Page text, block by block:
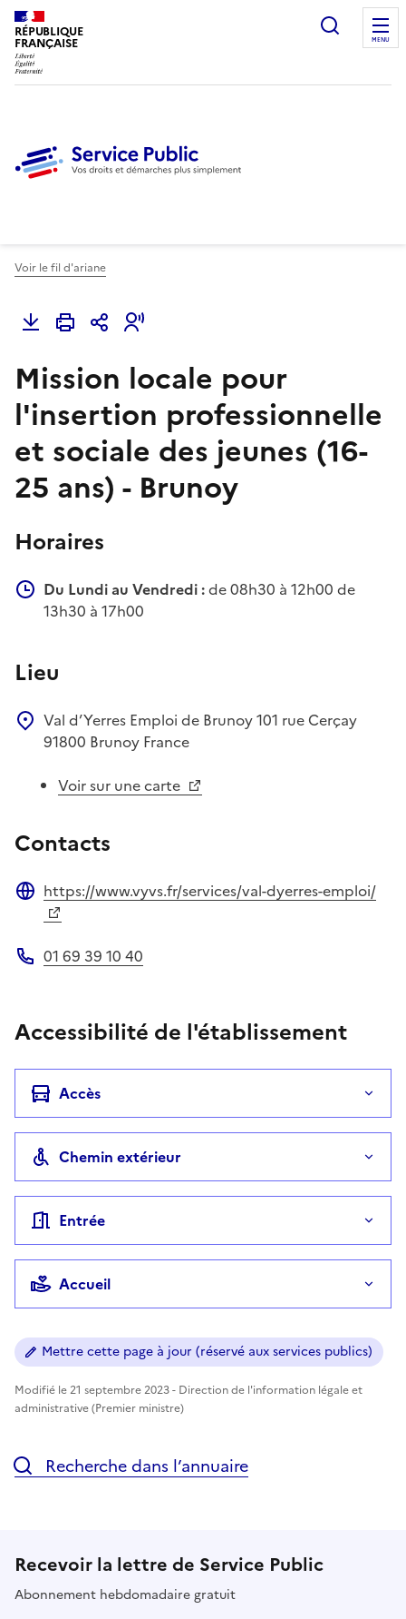
RÉPUBLIQUE
FRANÇAISE
Ouvrir
MENU
Voir le fil d'ariane
Mission locale pour
l'insertion professionnelle
et sociale des jeunes (16-
25 ans) - Brunoy
Horaires
Du Lundi au Vendredi :de 08h30 à 12h00 de
13h30 à 17h00
Lieu
Val d’Yerres Emploi de Brunoy101 rue Cerçay
91800 Brunoy France
Voir sur une carte
Contacts
Site web
https://www.vyvs.fr/services/val-dyerres-emploi/
01 69 39 10 40
Accessibilité de l'établissement
Accès
Chemin extérieur
Entrée
Accueil
Mettre cette page à jour (réservé aux services publics)
Modifié le 21 septembre 2023 - Direction de l'information légale et
administrative (Premier ministre)
Recherche dans l’annuaire
Recevoir la lettre de Service Public
Abonnement hebdomadaire gratuit